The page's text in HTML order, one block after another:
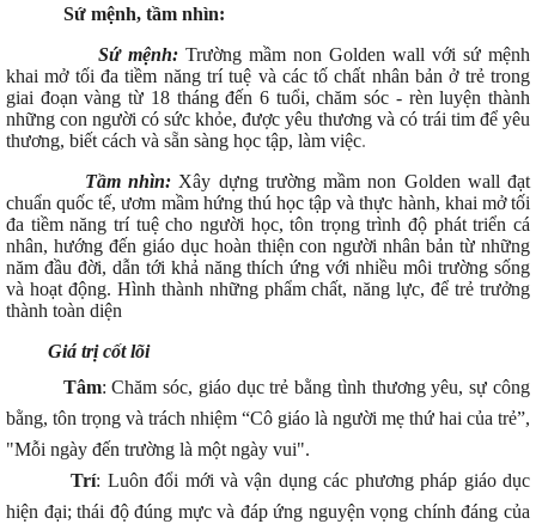
Sứ mệnh, tầm nhìn:
Sứ mệnh:Trường mầm non Golden wall với sứ mệnh
khai mở tối đa tiềm năng trí tuệ và các tố chất nhân bản ở trẻ trong
giai đoạn vàng từ 18 tháng đến 6 tuổi, chăm sóc - rèn luyện thành
những con người có sức khỏe, được yêu thương và có trái tim để yêu
thương, biết cách và sẵn sàng học tập, làm việc.
Tầm nhìn: Xây dựng trường mầm non Golden wall đạt
chuẩn quốc tế, ươm mầm hứng thú học tập và thực hành, khai mở tối
đa tiềm năng trí tuệ cho người học, tôn trọng trình độ phát triển cá
nhân, hướng đến giáo dục hoàn thiện con người nhân bản từ những
năm đầu đời, dẫn tới khả năng thích ứng với nhiều môi trường sống
và hoạt động. Hình thành những phẩm chất, năng lực, để trẻ trưởng
thành toàn diện
Giá trị cốt lõi
Tâm: Chăm sóc, giáo dục trẻ bằng tình thương yêu, sự công
bằng, tôn trọng và trách nhiệm “Cô giáo là người mẹ thứ hai của trẻ”,
"Mỗi ngày đến trường là một ngày vui".
Trí: Luôn đổi mới và vận dụng các phương pháp giáo dục
hiện đại; thái độ đúng mực và đáp ứng nguyện vọng chính đáng của